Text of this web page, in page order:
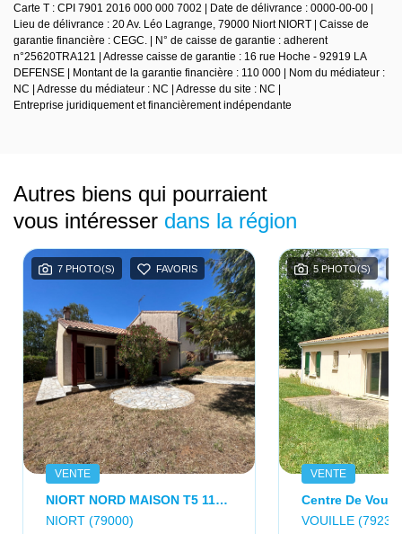
Carte T : CPI 7901 2016 000 000 7002 | Date de délivrance : 0000-00-00 |
Lieu de délivrance : 20 Av. Léo Lagrange, 79000 Niort NIORT | Caisse de
garantie financière : CEGC. | N° de caisse de garantie : adherent
n°25620TRA121 | Adresse caisse de garantie : 16 rue Hoche - 92919 LA
DEFENSE | Montant de la garantie financière : 110 000 | Nom du médiateur :
NC | Adresse du médiateur : NC | Adresse du site : NC |
Entreprise juridiquement et financièrement indépendante
Autres biens qui pourraient
vous intéresser dans la région
7 PHOTO(S) FAVORIS
VENTE
NIORT NORD MAISON T5 113 M²
NIORT (79000)
5 PHOTO(S)
VENTE
Centre De
VOUILLE (79230)